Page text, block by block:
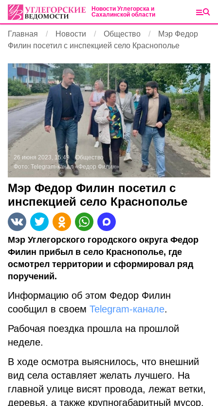
Новости Углегорска и
Сахалинской области
Главная Новости Общество
Мэр Федор
Филин посетил с инспекцией село Краснополье
26 июня 2023, 15:49
Общество
Фото: Telegram-канал «Федор Филин»
Мэр Федор Филин посетил с
инспекцией село Краснополье
Мэр Углегорского городского округа Федор
Филин прибыл в село Краснополье, где
осмотрел территории и сформировал ряд
поручений.
Информацию об этом Федор Филин
сообщил в своем Telegram-канале.
Рабочая поездка прошла на прошлой
неделе.
В ходе осмотра выяснилось, что внешний
вид села оставляет желать лучшего. На
главной улице висят провода, лежат ветки,
деревья, а также крупногабаритный мусор.